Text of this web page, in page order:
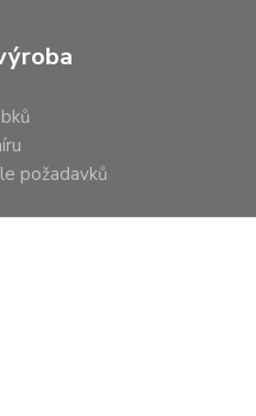
požadavků